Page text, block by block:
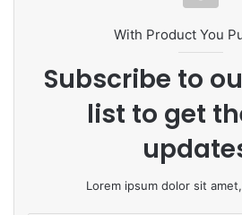
With Product You
Subscribe to
list to get
Lorem ipsum dolor sit